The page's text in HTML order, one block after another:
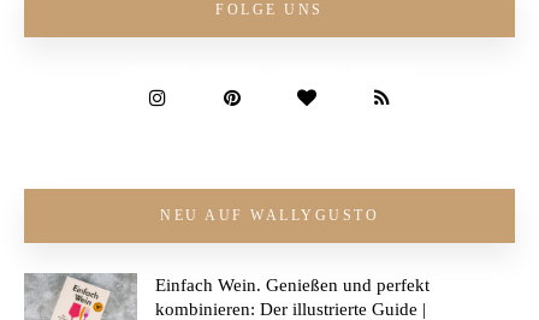
FOLGE UNS
NEU AUF WALLYGUSTO
Einfach Wein. Genießen und perfekt
kombinieren: Der illustrierte Guide |